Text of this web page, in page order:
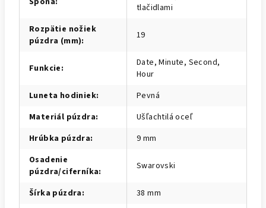
tlačidlami
Rozpätie nožiek
púzdra (mm): 19
Funkcie:
Date, Minute, Second,
Hour
Luneta hodiniek:
Pevná
Materiál púzdra:
Ušľachtilá oceľ
Hrúbka púzdra:
9 mm
Osadenie
púzdra/ciferníka: Swarovski
Šírka púzdra: 38 mm